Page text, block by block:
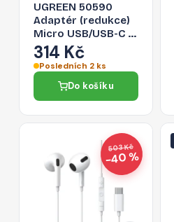
UGREEN 50590
Adaptér (redukce)
Micro USB/USB-C s
podporou
datového přenosu,
šedá
314 Kč
Posledních 2 ks
Do košíku
503 Kč
−40 %